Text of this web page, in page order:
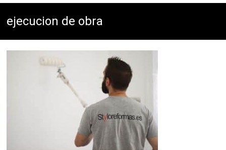
ejecucion de obra